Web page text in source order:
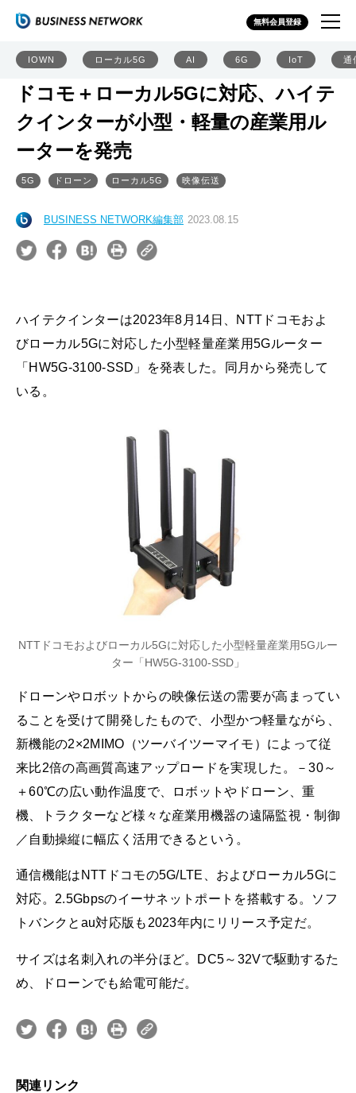
無料会員登録
IOWN ローカル5G AI 6G IoT 通
ドコモ＋ローカル5Gに対応、ハイテ
クインターが小型・軽量の産業用ル
ーターを発売
5G ドローン ローカル5G 映像伝送
BUSINESS NETWORK編集部 2023.08.15
ハイテクインターは2023年8月14日、NTTドコモおよ
びローカル5Gに対応した小型軽量産業用5Gルーター
「HW5G-3100-SSD」を発表した。同月から発売して
いる。
NTTドコモおよびローカル5Gに対応した小型軽量産業用5Gルー
ター「HW5G-3100-SSD」
ドローンやロボットからの映像伝送の需要が高まってい
ることを受けて開発したもので、小型かつ軽量ながら、
新機能の2×2MIMO（ツーバイツーマイモ）によって従
来比2倍の高画質高速アップロードを実現した。－30～
＋60℃の広い動作温度で、ロボットやドローン、重
機、トラクターなど様々な産業用機器の遠隔監視・制御
／自動操縦に幅広く活用できるという。
通信機能はNTTドコモの5G/LTE、およびローカル5Gに
対応。2.5Gbpsのイーサネットポートを搭載する。ソフ
トバンクとau対応版も2023年内にリリース予定だ。
サイズは名刺入れの半分ほど。DC5～32Vで駆動するた
め、ドローンでも給電可能だ。
関連リンク